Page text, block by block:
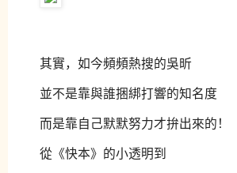
其實，如今頻頻熱搜的吳昕
並不是靠與誰捆綁打響的知名度
而是靠自己默默努力才拚出來的！
從《快本》的小透明到